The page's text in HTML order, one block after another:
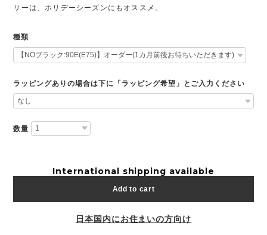
リーは、ホリデーシーズンにもオススメ。
種類
ラッピングありの場合は下に「ラッピング希望」とご入力ください
数量
International shipping available
Add to cart
日本国内にお住まいの方向け